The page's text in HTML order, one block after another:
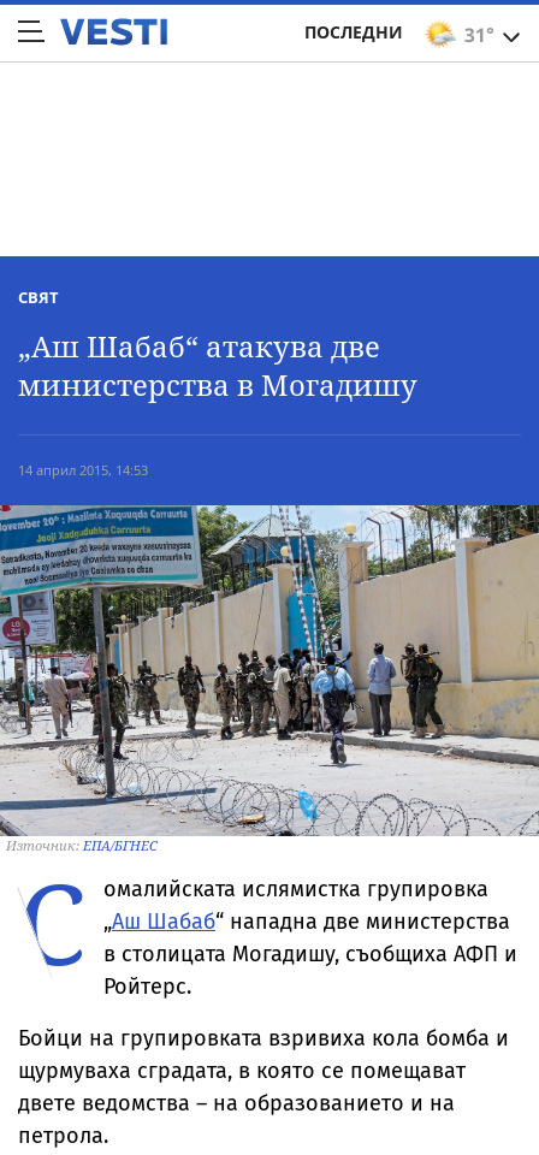
31°
ПОСЛЕДНИ
СВЯТ
„Аш Шабаб“ атакува две
министерства в Могадишу
14 април 2015, 14:53
Източник: ЕПА/БГНЕС
С
омалийската ислямистка групировка
„Аш Шабаб“ нападна две министерства
в столицата Могадишу, съобщиха АФП и
Ройтерс.
Бойци на групировката взривиха кола бомба и
щурмуваха сградата, в която се помещават
двете ведомства – на образованието и на
петрола.